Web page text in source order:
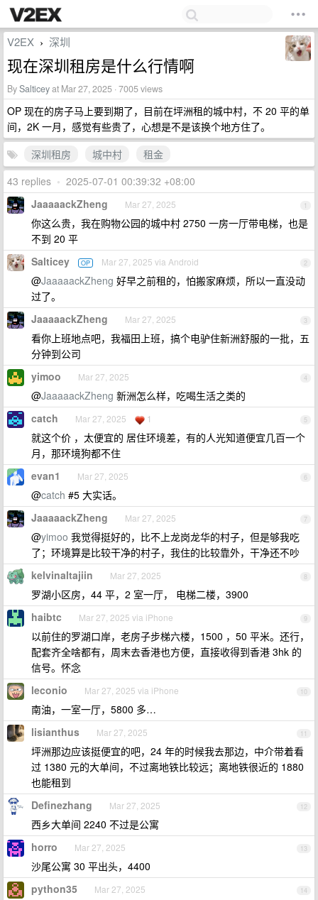
V2EX › 深圳
现在深圳租房是什么行情啊
BySalticeyat Mar 27, 2025 · 7005 views
OP 现在的房子马上要到期了，目前在坪洲租的城中村，不 20 平的单
间，2K 一月，感觉有些贵了，心想是不是该换个地方住了。
深圳租房
城中村
租金
43 replies • 2025-07-01 00:39:32 +08:00
1
JaaaaackZheng Mar 27, 2025
你这么贵，我在购物公园的城中村 2750 一房一厅带电梯，也是
不到 20 平
2
Salticey OP Mar 27, 2025 via Android
@JaaaaackZheng 好早之前租的，怕搬家麻烦，所以一直没动
过了。
3
JaaaaackZheng Mar 27, 2025
看你上班地点吧，我福田上班，搞个电驴住新洲舒服的一批，五
分钟到公司
4
yimoo Mar 27, 2025
@JaaaaackZheng 新洲怎么样，吃喝生活之类的
5
catch Mar 27, 2025 1
就这个价 ，太便宜的 居住环境差，有的人光知道便宜几百一个
月，那环境狗都不住
6
evan1 Mar 27, 2025
@catch #5 大实话。
7
JaaaaackZheng Mar 27, 2025
@yimoo 我觉得挺好的，比不上龙岗龙华的村子，但是够我吃
了；环境算是比较干净的村子，我住的比较靠外，干净还不吵
8
kelvinaltajiin Mar 27, 2025
罗湖小区房，44 平，2 室一厅， 电梯二楼，3900
9
haibtc Mar 27, 2025 via iPhone
以前住的罗湖口岸，老房子步梯六楼，1500 ，50 平米。还行，
配套齐全啥都有，周末去香港也方便，直接收得到香港 3hk 的
信号。怀念
10
leconio Mar 27, 2025 via iPhone
南油，一室一厅，5800 多…
11
lisianthus Mar 27, 2025
坪洲那边应该挺便宜的吧，24 年的时候我去那边，中介带着看
过 1380 元的大单间，不过离地铁比较远；离地铁很近的 1880
也能租到
12
Definezhang Mar 27, 2025
西乡大单间 2240 不过是公寓
13
horro Mar 27, 2025
沙尾公寓 30 平出头，4400
14
python35 Mar 27, 2025